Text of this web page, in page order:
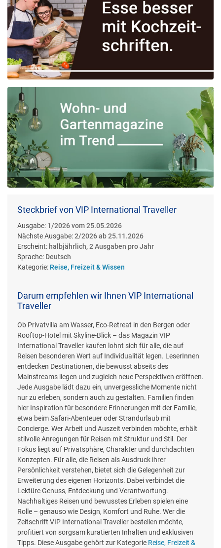
Steckbrief von VIP International Traveller
Ausgabe: 1/2026 vom 25.05.2026
Nächste Ausgabe:2/2026 ab 25.11.2026
Erscheint: halbjährlich, 2 Ausgaben pro Jahr
Sprache: Deutsch
Kategorie: Reise, Freizeit & Wissen
Darum empfehlen wir Ihnen VIP International
Traveller
Ob Privatvilla am Wasser, Eco-Retreat in den Bergen oder
Rooftop-Hotel mit Skyline-Blick – das Magazin VIP
International Traveller kaufen lohnt sich für alle, die auf
Reisen besonderen Wert auf Individualität legen. LeserInnen
entdecken Destinationen, die bewusst abseits des
Mainstreams liegen und zugleich neue Perspektiven eröffnen.
Jede Ausgabe lädt dazu ein, unvergessliche Momente nicht
nur zu erleben, sondern auch zu gestalten. Familien finden
hier Inspiration für besondere Erinnerungen mit der Familie,
etwa beim Safari-Abenteuer oder Strandurlaub mit
Concierge. Wer Arbeit und Auszeit verbinden möchte, erhält
stilvolle Anregungen für Reisen mit Struktur und Stil. Der
Fokus liegt auf Privatsphäre, Charakter und durchdachten
Konzepten. Für alle, die Reisen als Ausdruck ihrer
Persönlichkeit verstehen, bietet sich die Gelegenheit zur
Erweiterung des eigenen Horizonts. Dabei verbindet die
Lektüre Genuss, Entdeckung und Verantwortung.
Nachhaltiges Reisen und bewusstes Erleben spielen eine
Rolle – genauso wie Design, Komfort und Ruhe. Wer die
Zeitschrift VIP International Traveller bestellen möchte,
profitiert von sorgsam kuratierten Inhalten und exklusiven
Tipps. Diese Ausgabe gehört zur Kategorie Reise, Freizeit &